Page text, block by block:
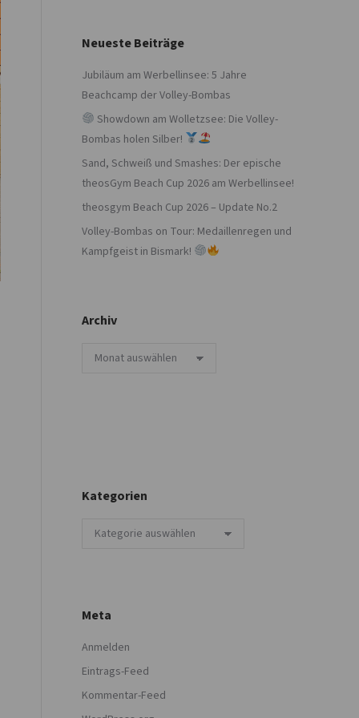
Neueste Beiträge
Jubiläum am Werbellinsee: 5 Jahre
Beachcamp der Volley-Bombas
Showdown am Wolletzsee: Die Volley-
Bombas holen Silber!
Sand, Schweiß und Smashes: Der epische
theosGym Beach Cup 2026 am Werbellinsee!
theosgym Beach Cup 2026 – Update No.2
Volley-Bombas on Tour: Medaillenregen und
Kampfgeist in Bismark!
Archiv
Archiv
Kategorien
Kategorien
Meta
Anmelden
Eintrags-Feed
Kommentar-Feed